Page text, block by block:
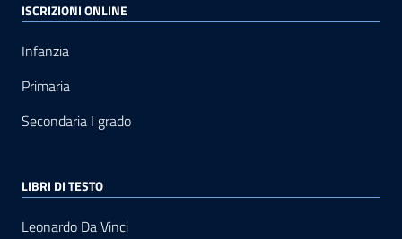
ISCRIZIONI ONLINE
Infanzia
Primaria
Secondaria I grado
LIBRI DI TESTO
Leonardo Da Vinci